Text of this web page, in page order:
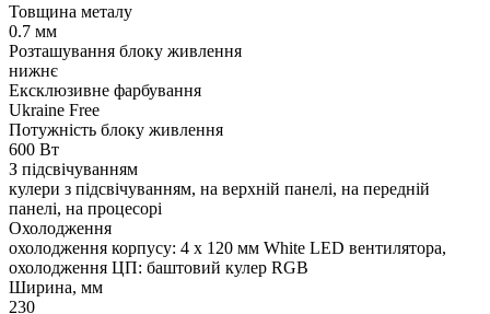
Товщина металу
0.7 мм
Розташування блоку живлення
нижнє
Ексклюзивне фарбування
Ukraine Free
Потужність блоку живлення
600 Вт
З підсвічуванням
кулери з підсвічуванням, на верхній панелі, на передній
панелі, на процесорі
Охолодження
охолодження корпусу: 4 x 120 мм White LED вентилятора,
охолодження ЦП: баштовий кулер RGB
Ширина, мм
230